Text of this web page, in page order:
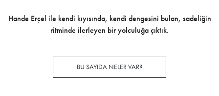
Hande Erçel ile kendi kıyısında, kendi dengesini bulan, sadeliğin
ritminde ilerleyen bir yolculuğa çıktık.
BU SAYIDA NELER VAR?